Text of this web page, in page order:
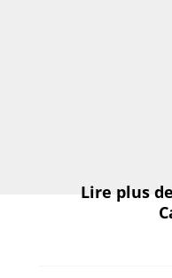
Lire plus